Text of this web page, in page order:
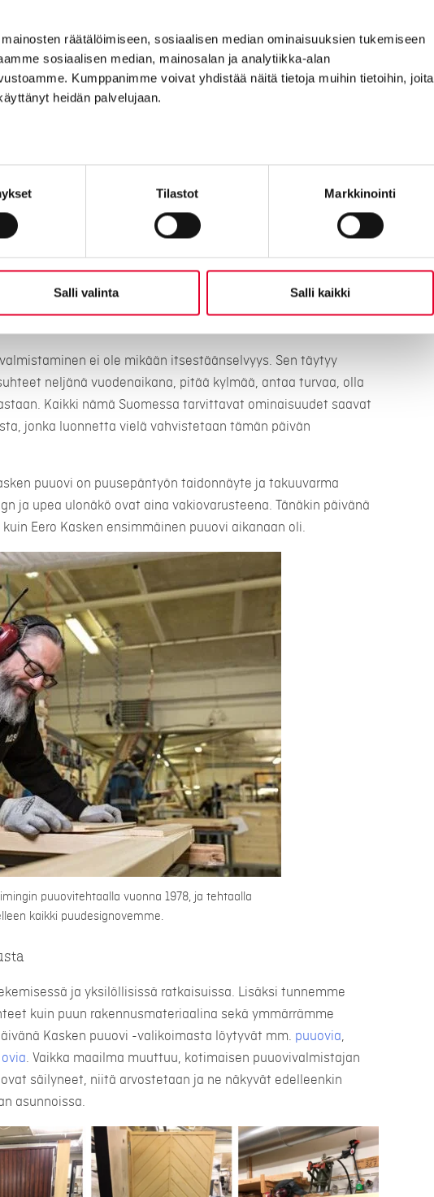
räätälöimiseen, sosiaalisen median ominaisuuksien tukemiseen
sosiaalisen median, mainosalan ja analytiikka-alan
Kumppanimme voivat yhdistää näitä tietoja muihin tietoihin, joita
heidän palvelujaan.
Tilastot Markkinointi
Salli valinta Salli kaikki
maailmaan:
to watch this video.
kasvaneesta tiukkasyisestä männystä.
ei ole mikään itsestäänselvyys. Sen täytyy
neljänä vuodenaikana, pitää kylmää, antaa turvaa, olla
Kaikki nämä Suomessa tarvittavat ominaisuudet saavat
jonka luonnetta vielä vahvistetaan tämän päivän
puuovi on puusepäntyön taidonnäyte ja takuuvarma
ja upea ulonäkö ovat aina vakiovarusteena. Tänäkin päivänä
Eero Kasken ensimmäinen puuovi aikanaan oli.
puuovitehtaalla vuonna 1978, ja tehtaalla
kaikki puudesignovemme.
ja yksilöllisissä ratkaisuissa. Lisäksi tunnemme
kuin puun rakennusmateriaalina sekä ymmärrämme
Kasken puuovi -valikoimasta löytyvät mm. puuovia,
. Vaikka maailma muuttuu, kotimaisen puuovivalmistajan
säilyneet, niitä arvostetaan ja ne näkyvät edelleenkin
asunnoissa.